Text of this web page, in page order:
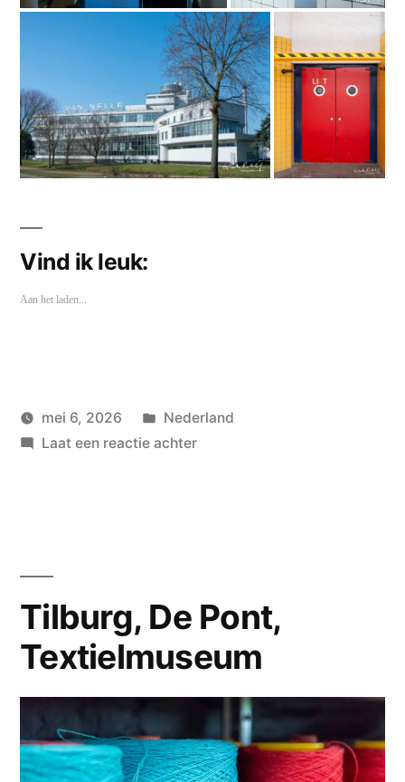
Vind ik leuk:
Aan het laden...
Geplaatst
wouterpinkhof
mei 6, 2026
Geplaatst
in
Nederland
Laat een reactie achterop
Tilburg, De Pont,
Textielmuseum